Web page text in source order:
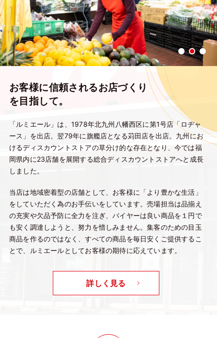
お客様に信頼されるお店づくり
を目指して。
「ルミエール」は、1978年北九州八幡西区に第1号店「ロヂャ
ース」を出店。翌79年に旗艦店となる苅田店を出店。九州にお
けるディスカウントストアの草分け的な存在となり、今では福
岡県内に23店舗を展開する総合ディスカウントストアへと成長
しました。
当店は地域密着型の店舗として、お客様に「より豊かな生活」
をしていただく為のお手伝いをしています。売場担当は品揃え
の充実や欠品予防に全力を注ぎ、バイヤーは良い商品を１円で
も安く調達しようと、努力を惜しみません。集客のための目玉
商品を作るのではなく、すべての商品を毎日安くご提供するこ
とで、ルミエールとしてお客様の期待に応えています。
詳しく見る